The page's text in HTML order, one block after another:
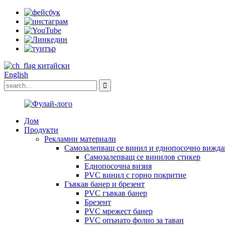
китайски
English
Дом
Продукти
Рекламни материали
Самозалепващ се винил и еднопосочно
Самозалепващ се винилов стикер
Еднопосочна визия
PVC винил с горно покритие
Гъвкав банер и брезент
PVC гъвкав банер
Брезент
PVC мрежест банер
PVC опънато фолио за таван